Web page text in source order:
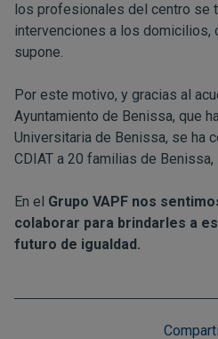
los profesionales del centro se
intervenciones a los domicilios,
supone.
Por este motivo, y gracias al
Ayuntamiento de Benissa, que
Universitaria de Benissa, se ha
CDIAT a 20 familias de Benissa,
En el Grupo VAPF nos
colaborar para brindarles a
futuro de igualdad.